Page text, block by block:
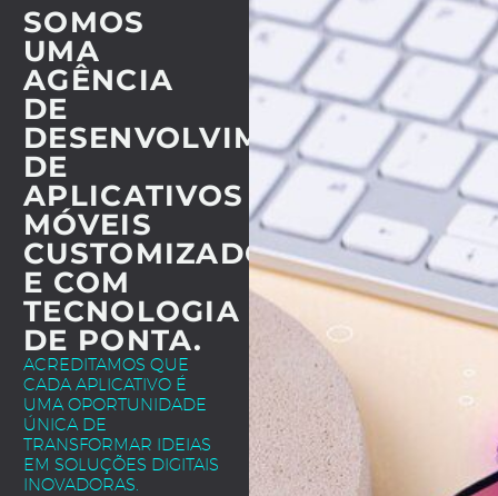
SOMOS
UMA
AGÊNCIA
DE
DESENVOLVIMENTO
DE
APLICATIVOS
MÓVEIS
CUSTOMIZADOS
E COM
TECNOLOGIA
DE PONTA.
ACREDITAMOS QUE
CADA APLICATIVO É
UMA OPORTUNIDADE
ÚNICA DE
TRANSFORMAR IDEIAS
EM SOLUÇÕES DIGITAIS
INOVADORAS.